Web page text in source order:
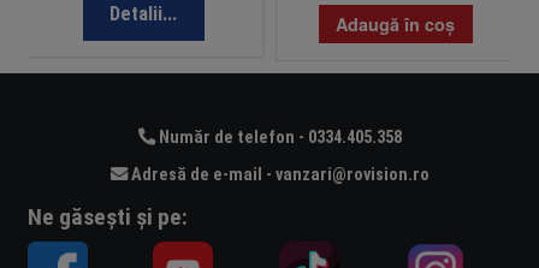
Detalii... Adaugă în coș
Număr de telefon - 0334.405.358
Adresă de e-mail - vanzari@rovision.ro
Ne găsești și pe: